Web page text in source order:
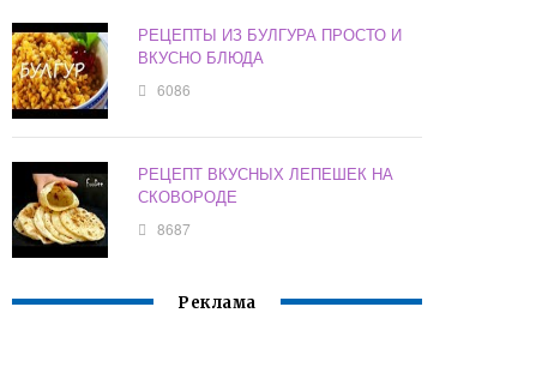
РЕЦЕПТЫ ИЗ БУЛГУРА ПРОСТО И
ВКУСНО БЛЮДА
6086
РЕЦЕПТ ВКУСНЫХ ЛЕПЕШЕК НА
СКОВОРОДЕ
8687
Реклама